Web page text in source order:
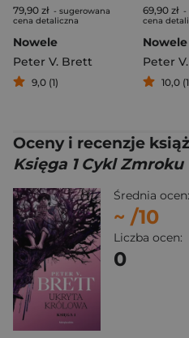
79,90 zł - sugerowana
cena detaliczna
Nowele
Peter V. Brett
9,0 (1)
69,90 zł -
cena
Nowele
Peter
10,0
Oceny i recenzje
Księga 1 Cykl Zmroku
Średnia ocen:
~ /10
Liczba ocen:
0